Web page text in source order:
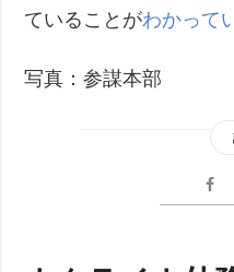
ていることがわかって
写真：参謀本部